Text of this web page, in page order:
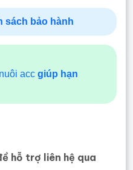
sách bảo hành
acc giúp hạn
hỗ trợ liên hệ qua